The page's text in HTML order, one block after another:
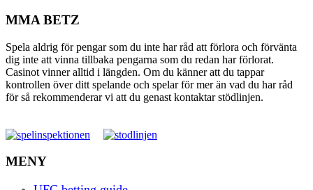
MMA BETZ
Spela aldrig för pengar som du inte har råd att förlora och förvänta
dig inte att vinna tillbaka pengarna som du redan har förlorat.
Casinot vinner alltid i längden. Om du känner att du tappar
kontrollen över ditt spelande och spelar för mer än vad du har råd
för så rekommenderar vi att du genast kontaktar stödlinjen.
MENY